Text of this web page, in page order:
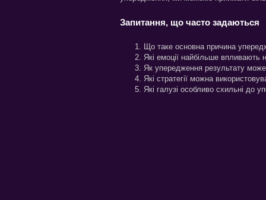
Запитання, що часто задаються
Що таке основна причина
Які емоції найбільше впливають
Як упередження результату
Які стратегії можна
Які галузі особливо схильні до